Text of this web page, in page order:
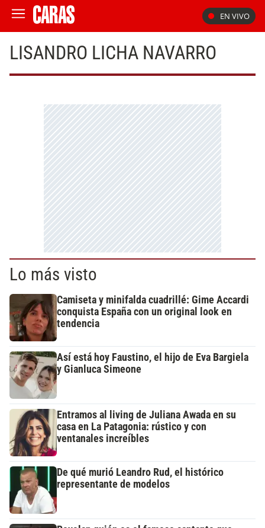
EN VIVO
LISANDRO LICHA NAVARRO
Lo más visto
Camiseta y minifalda cuadrillé: Gime Accardi
conquista España con un original look en
tendencia
Así está hoy Faustino, el hijo de Eva Bargiela
y Gianluca Simeone
Entramos al living de Juliana Awada en su
casa en La Patagonia: rústico y con
ventanales increíbles
De qué murió Leandro Rud, el histórico
representante de modelos